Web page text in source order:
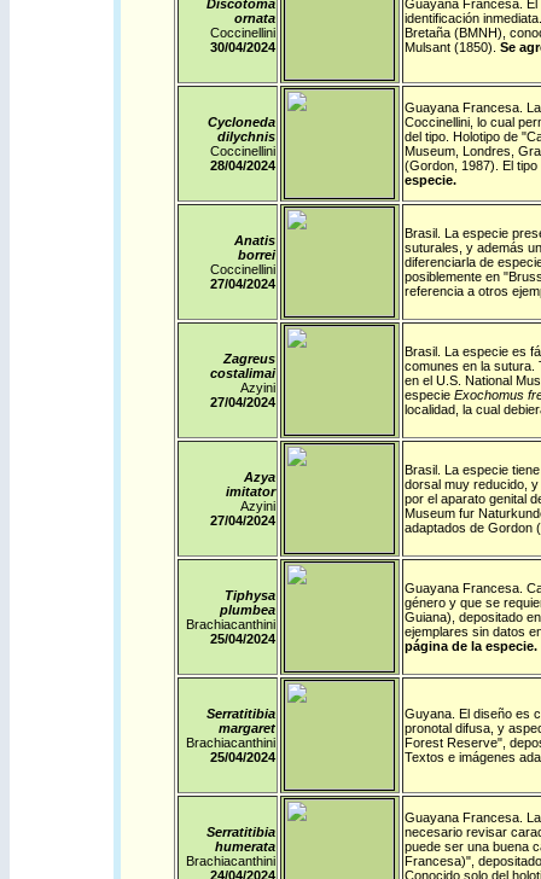
Discotoma
ornata
Coccinellini
30/04/2024
Guayana Francesa.
identificación
Bretaña (BMNH),
Mulsant (1850). Se
Cycloneda
dilychnis
Coccinellini
28/04/2024
Guayana Francesa.
Coccinellini, lo cual
del tipo. Holotipo de
Museum, Londres,
(Gordon, 1987). El
especie.
Anatis
borrei
Coccinellini
27/04/2024
Brasil. La especie
suturales, y además
diferenciarla de
posiblemente en
referencia a otros
Zagreus
costalimai
Azyini
27/04/2024
Brasil. La especie es
comunes en la sutura.
en el U.S. National
especie Exochomus
localidad, la cual
Azya
imitator
Azyini
27/04/2024
Brasil. La especie
dorsal muy reducido,
por el aparato genital
Museum fur
adaptados de Gordon
Tiphysa
plumbea
Brachiacanthini
25/04/2024
Guayana Francesa.
género y que se
Guiana), depositado
ejemplares sin datos
página de la especie.
Serratitibia
margaret
Brachiacanthini
25/04/2024
Guyana. El diseño es
pronotal difusa, y
Forest Reserve",
Textos e imágenes
Serratitibia
humerata
Brachiacanthini
24/04/2024
Guayana Francesa.
necesario revisar
puede ser una buena
Francesa)",
Conocido solo del